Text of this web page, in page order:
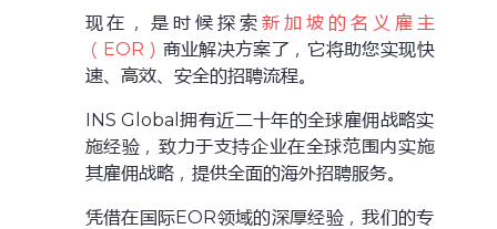
现在，是时候探索 新加坡的名义雇主
（EOR） 商业解决方案了，它将助您实现快
速、高效、安全的招聘流程。
INS Global拥有近二十年的全球雇佣战略实
施经验，致力于支持企业在全球范围内实施
其雇佣战略，提供全面的海外招聘服务。
凭借在国际EOR领域的深厚经验，我们的专